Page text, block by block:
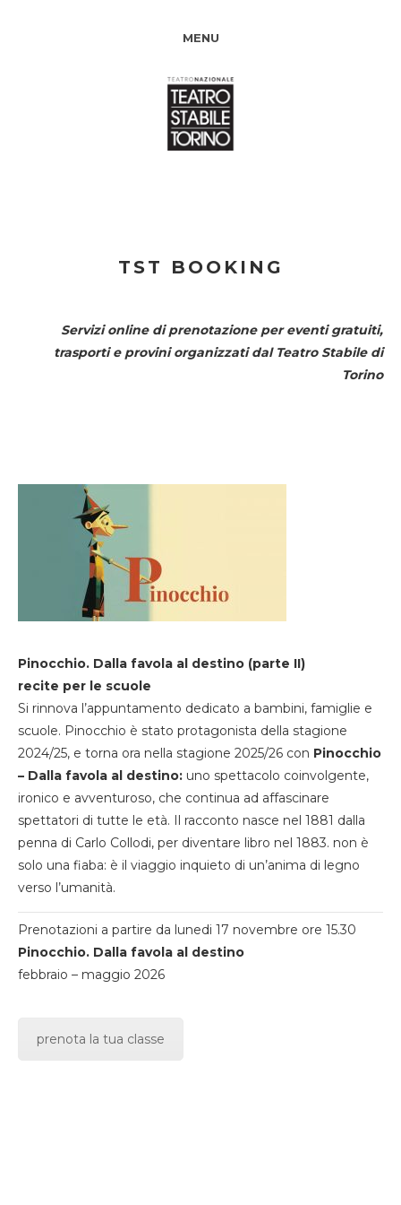
MENU
TST BOOKING
Servizi online di prenotazione per eventi gratuiti,
trasporti e provini organizzati dal Teatro Stabile di
Torino
Pinocchio. Dalla favola al destino (parte II)
recite per le scuole
Si rinnova l’appuntamento dedicato a bambini, famiglie e
scuole. Pinocchio è stato protagonista della stagione
2024/25, e torna ora nella stagione 2025/26 con Pinocchio
– Dalla favola al destino: uno spettacolo coinvolgente,
ironico e avventuroso, che continua ad affascinare
spettatori di tutte le età. Il racconto nasce nel 1881 dalla
penna di Carlo Collodi, per diventare libro nel 1883. non è
solo una fiaba: è il viaggio inquieto di un’anima di legno
verso l’umanità.
Prenotazioni a partire da lunedi 17 novembre ore 15.30
Pinocchio. Dalla favola al destino
febbraio – maggio 2026
prenota la tua classe